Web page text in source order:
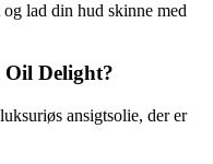
lad din hud skinne med
Delight?
ansigtsolie, der er